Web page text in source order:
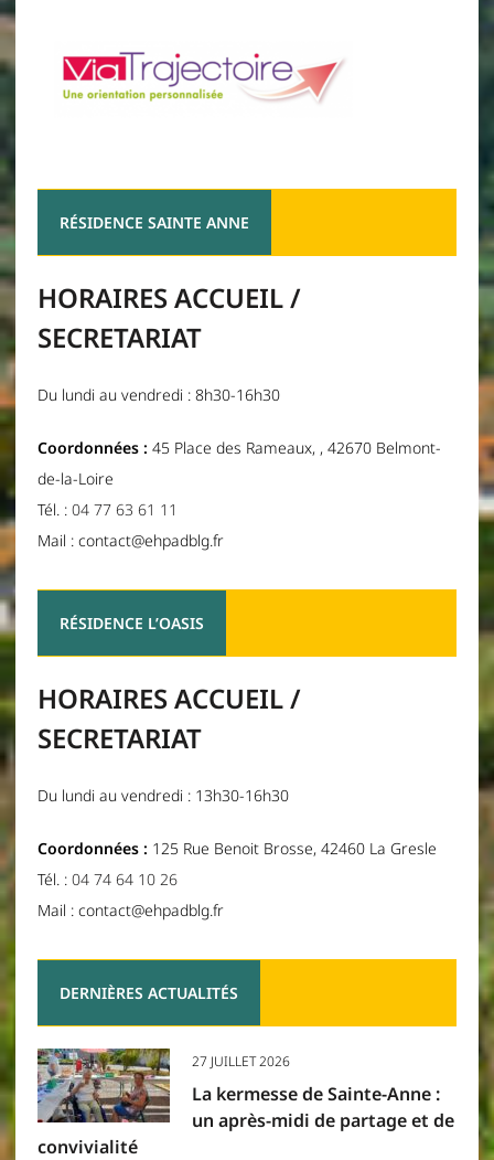
RÉSIDENCE SAINTE ANNE
HORAIRES ACCUEIL /
SECRETARIAT
Du lundi au vendredi : 8h30-16h30
Coordonnées : 45 Place des Rameaux, , 42670 Belmont-
de-la-Loire
Tél. : 04 77 63 61 11
Mail : contact@ehpadblg.fr
RÉSIDENCE L’OASIS
HORAIRES ACCUEIL /
SECRETARIAT
Du lundi au vendredi : 13h30-16h30
Coordonnées : 125 Rue Benoit Brosse, 42460 La Gresle
Tél. : 04 74 64 10 26
Mail : contact@ehpadblg.fr
DERNIÈRES ACTUALITÉS
27 JUILLET 2026
La kermesse de Sainte-Anne :
un après-midi de partage et de
convivialité